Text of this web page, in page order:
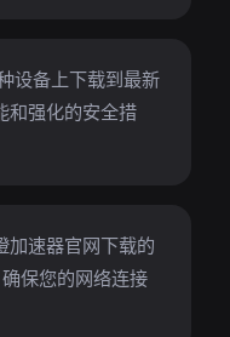
设备上下载到最新
和强化的安全措
加速器官网下载的
保您的网络连接